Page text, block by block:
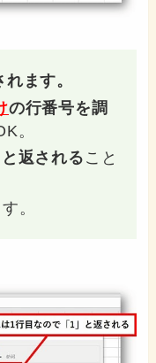
ます。
の行番号を調
。
返されること
。